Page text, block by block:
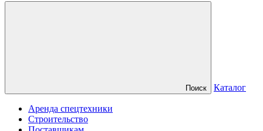
Поиск Каталог
Аренда спецтехники
Строительство